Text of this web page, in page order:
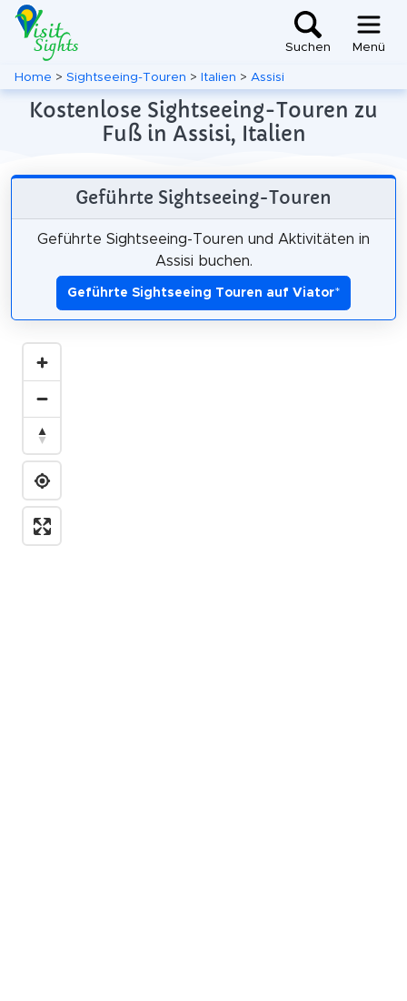
Suchen Menü
Home > Sightseeing-Touren > Italien > Assisi
Kostenlose Sightseeing-Touren zu
Fuß in Assisi, Italien
Geführte Sightseeing-Touren
Geführte Sightseeing-Touren und Aktivitäten in
Assisi buchen.
Geführte Sightseeing Touren auf Viator*